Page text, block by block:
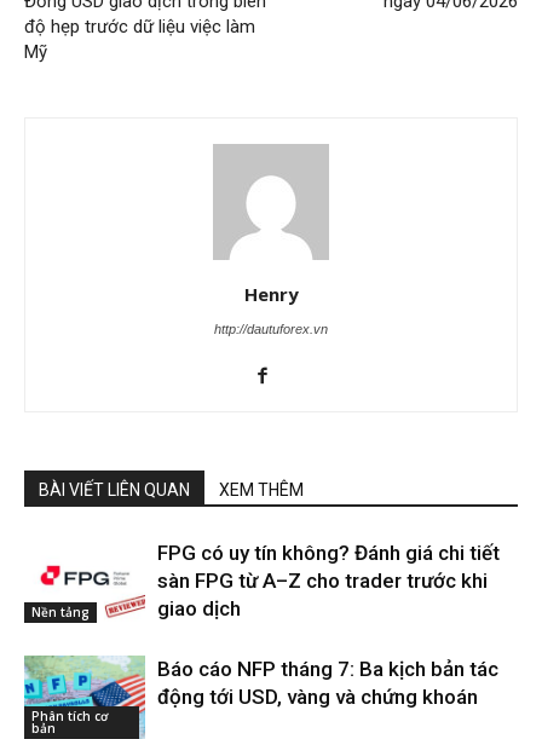
độ hẹp trước dữ liệu việc làm
Mỹ
Henry
http://dautuforex.vn
BÀI VIẾT LIÊN QUAN XEM THÊM
Nền tảng
FPG có uy tín không? Đánh giá chi tiết
sàn FPG từ A–Z cho trader trước khi
giao dịch
Phân tích cơ
bản
Báo cáo NFP tháng 7: Ba kịch bản tác
động tới USD, vàng và chứng khoán